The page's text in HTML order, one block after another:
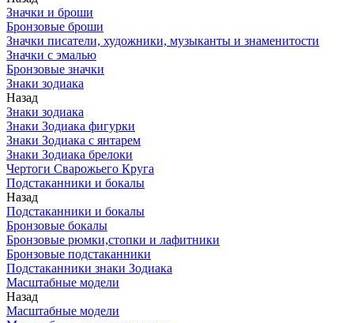
Значки и броши
Бронзовые броши
Значки писатели, художники, музыканты и знаменитости
Значки с эмалью
Бронзовые значки
Знаки зодиака
Назад
Знаки зодиака
Знаки Зодиака фигурки
Знаки Зодиака с янтарем
Знаки Зодиака брелоки
Чертоги Сварожьего Круга
Подстаканники и бокалы
Назад
Подстаканники и бокалы
Бронзовые бокалы
Бронзовые рюмки,стопки и лафитники
Бронзовые подстаканники
Подстаканники знаки Зодиака
Масштабные модели
Назад
Масштабные модели